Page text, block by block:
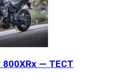
800XRx — ТЕСТ